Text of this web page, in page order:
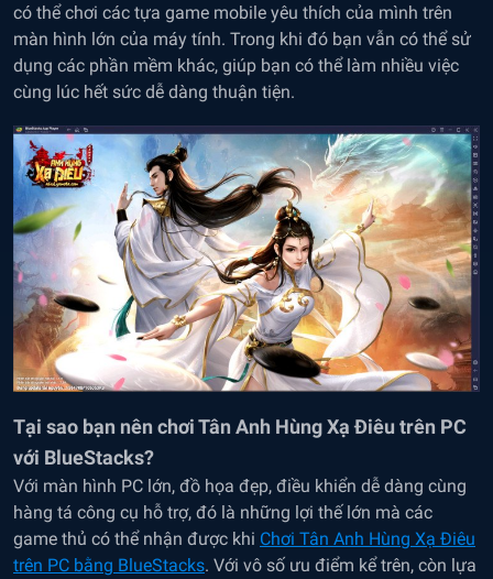
có thể chơi các tựa game mobile yêu thích của mình trên
màn hình lớn của máy tính. Trong khi đó bạn vẫn có thể sử
dụng các phần mềm khác, giúp bạn có thể làm nhiều việc
cùng lúc hết sức dễ dàng thuận tiện.
Tại sao bạn nên chơi Tân Anh Hùng Xạ Điêu trên PC
với BlueStacks?
Với màn hình PC lớn, đồ họa đẹp, điều khiển dễ dàng cùng
hàng tá công cụ hỗ trợ, đó là những lợi thế lớn mà các
game thủ có thể nhận được khi Chơi Tân Anh Hùng Xạ Điêu
trên PC bằng BlueStacks. Với vô số ưu điểm kể trên, còn lựa